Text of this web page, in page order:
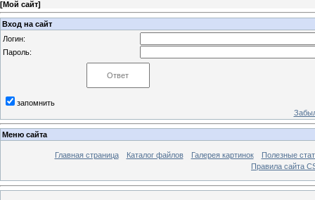
[Мой сайт]
Вход на сайт
Логин:
Пароль:
запомнить
Меню сайта
Главная страница Каталог файлов Галерея картинок
Полезные
Правила сайта